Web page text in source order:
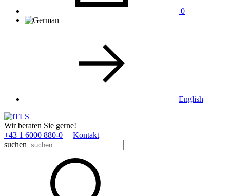
0
English
Wir beraten Sie gerne!
+43 1 6000 880­-0
Kontakt
suchen